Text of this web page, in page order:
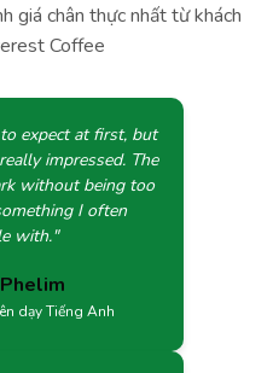
giá chân thực nhất từ khách
Coffee
expect at first, but
impressed. The
without being too
I often
with."
Phelim
dạy Tiếng Anh